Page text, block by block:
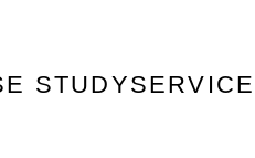
STUDYSERVICE